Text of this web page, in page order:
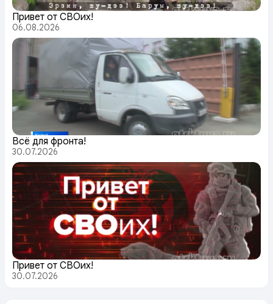
Привет от СВОих!
06.08.2026
Всё для фронта!
30.07.2026
Привет от СВОих!
30.07.2026